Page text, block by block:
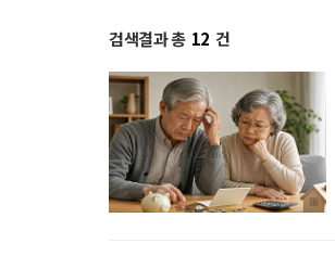
검색결과 총 12 건